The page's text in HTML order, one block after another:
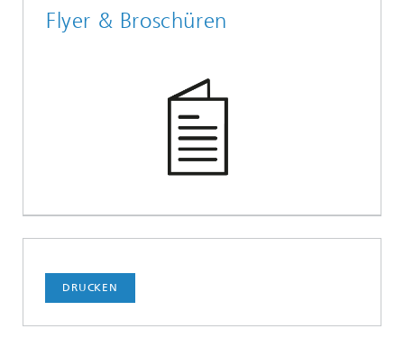
Flyer & Broschüren
DRUCKEN